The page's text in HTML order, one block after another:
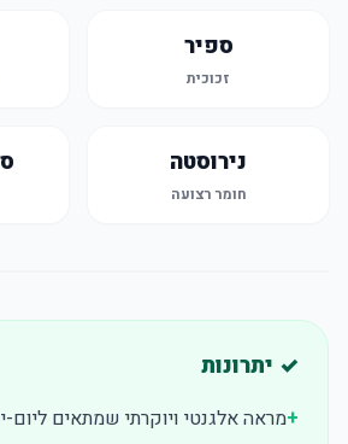
ספיר
זכוכית
נירוסטה
חומר רצועה
✓ יתרונות
+מראה אלגנטי ויוקרתי שמתאים ליום-